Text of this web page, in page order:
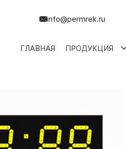
info@permrek.ru
ГЛАВНАЯ ПРОДУКЦИЯ